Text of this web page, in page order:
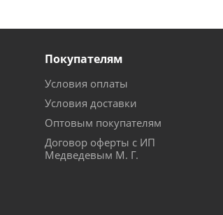
Покупателям
Условия оплаты
Условия доставки
Оптовым покупателям
Договор оферты с ИП
Медведевым М. Г.